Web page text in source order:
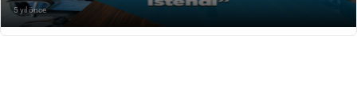
5 yıl önce